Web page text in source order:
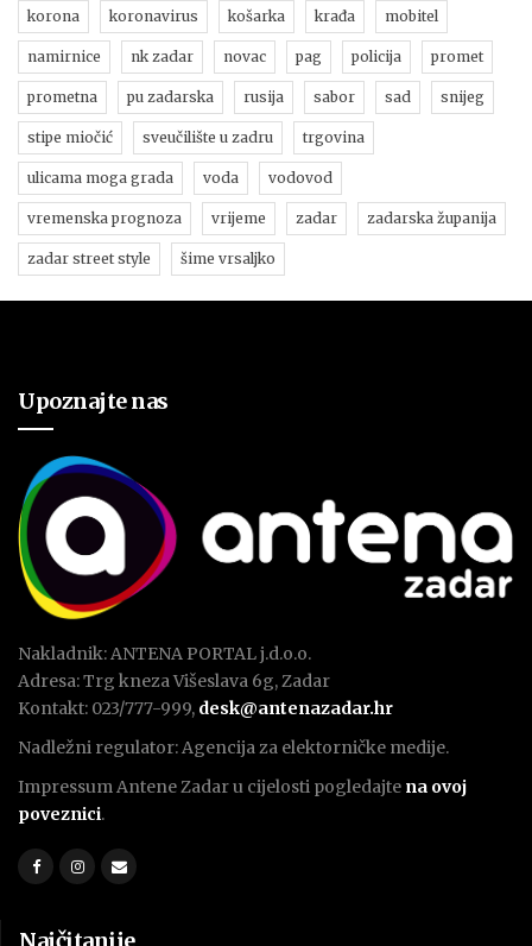
korona koronavirus košarka krađa mobitel
namirnice nk zadar novac pag policija promet
prometna pu zadarska rusija sabor sad snijeg
stipe miočić sveučilište u zadru trgovina
ulicama moga grada voda vodovod
vremenska prognoza vrijeme zadar zadarska županija
zadar street style šime vrsaljko
Upoznajte nas
Nakladnik: ANTENA PORTAL j.d.o.o.
Adresa: Trg kneza Višeslava 6g, Zadar
Kontakt: 023/777-999, desk@antenazadar.hr
Nadležni regulator: Agencija za elektorničke medije.
Impressum Antene Zadar u cijelosti pogledajte na ovoj
poveznici.
Najčitanije